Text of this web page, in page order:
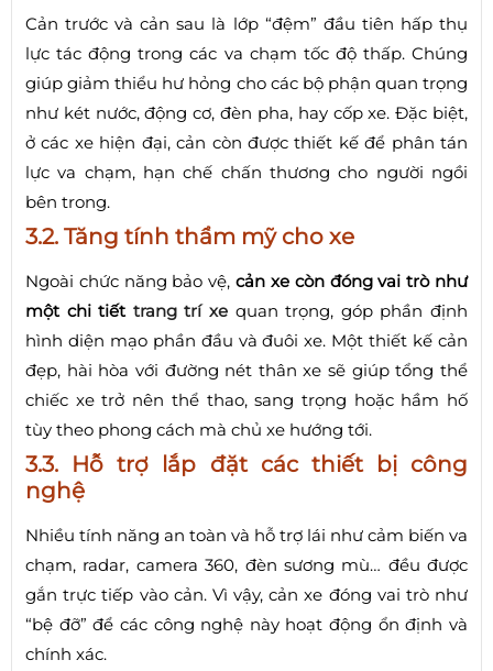
Cản trước và cản sau là lớp “đệm” đầu tiên hấp thụ
lực tác động trong các va chạm tốc độ thấp. Chúng
giúp giảm thiểu hư hỏng cho các bộ phận quan trọng
như két nước, động cơ, đèn pha, hay cốp xe. Đặc biệt,
ở các xe hiện đại, cản còn được thiết kế để phân tán
lực va chạm, hạn chế chấn thương cho người ngồi
bên trong.
3.2. Tăng tính thẩm mỹ cho xe
Ngoài chức năng bảo vệ,cản xe còn đóng vai trò như
một chi tiết trang trí xe quan trọng, góp phần định
hình diện mạo phần đầu và đuôi xe. Một thiết kế cản
đẹp, hài hòa với đường nét thân xe sẽ giúp tổng thể
chiếc xe trở nên thể thao, sang trọng hoặc hầm hố
tùy theo phong cách mà chủ xe hướng tới.
3.3. Hỗ trợ lắp đặt các thiết bị công
nghệ
Nhiều tính năng an toàn và hỗ trợ lái như cảm biến va
chạm, radar, camera 360, đèn sương mù… đều được
gắn trực tiếp vào cản. Vì vậy, cản xe đóng vai trò như
“bệ đỡ” để các công nghệ này hoạt động ổn định và
chính xác.